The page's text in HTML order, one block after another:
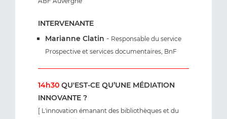
INTERVENANTE
Marianne Clatin - Responsable du service
Prospective et services documentaires, BnF
14h30 QU'EST-CE QU’UNE MÉDIATION
INNOVANTE ?
[ L'innovation émanant des bibliothèques et du